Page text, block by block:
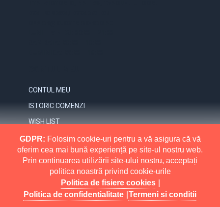
CONTUL MEU
ISTORIC COMENZI
WISH LIST
NEWSLETTER
INFORMATII
RETURNARI
POLITICA DE CONFIDENTIALITATE
MAI MULT
GDPR: Folosim cookie-uri pentru a vă asigura că vă
oferim cea mai bună experiență pe site-ul nostru web.
Prin continuarea utilizării site-ului nostru, acceptați
politica noastră privind cookie-urile
Politica de fisiere cookies
Politica de confidentialitate Termeni si conditii